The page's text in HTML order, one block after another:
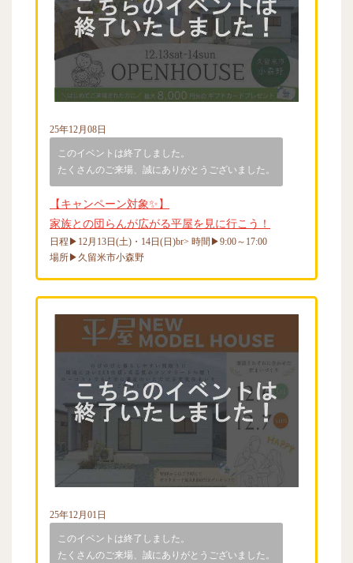
25年12月08日
このイベントは終了しました。
たくさんのご来場、誠にありがとうございました。
【キャンペーン対象✨】
家族との団らんが広がる平屋を見に行こう！
日程▶12月13日(土)・14日(日)br> 時間▶9:00～17:00
場所▶久留米市小森野
25年12月01日
このイベントは終了しました。
たくさんのご来場、誠にありがとうございました。